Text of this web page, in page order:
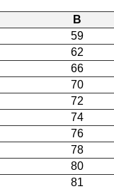
B
59
62
66
70
72
74
76
78
80
81